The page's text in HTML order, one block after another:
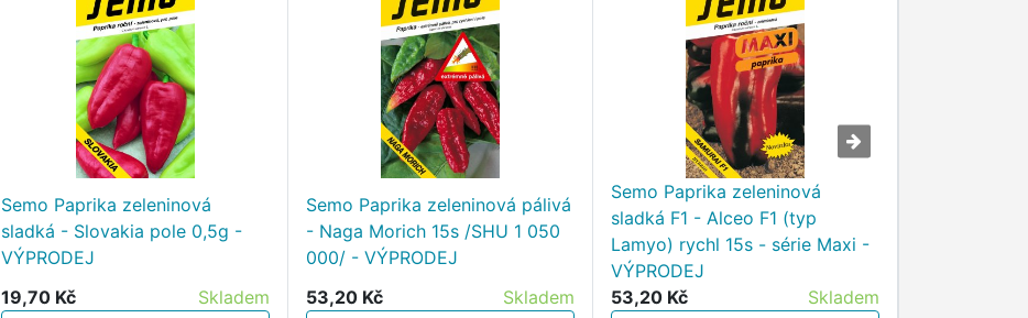
Semo Paprika zeleninová
sladká - Slovakia pole 0,5g -
VÝPRODEJ
19,70 Kč
Skladem
Semo Paprika zeleninová pálivá
- Naga Morich 15s /SHU 1 050
000/ - VÝPRODEJ
53,20 Kč
Skladem
Semo Paprika zeleninová
sladká F1 - Alceo F1 (typ
Lamyo) rychl 15s - série Maxi -
VÝPRODEJ
53,20 Kč
Skladem